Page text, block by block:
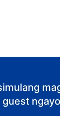
ang mga guest
guest